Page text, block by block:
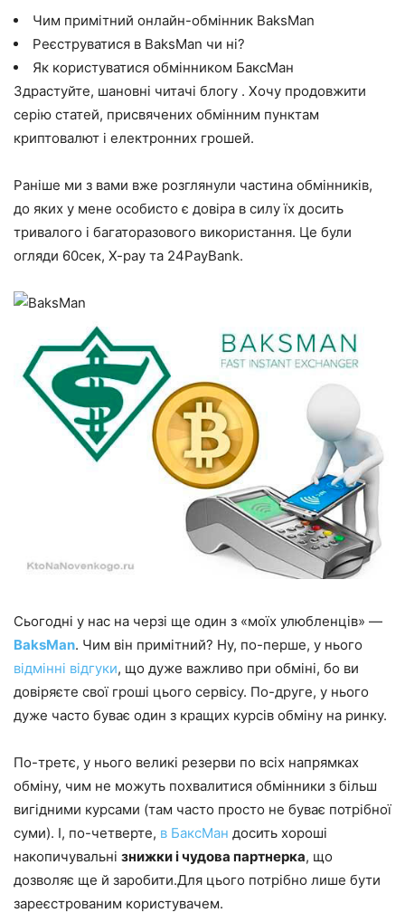
Чим примітний онлайн-обмінник BaksMan
Реєструватися в BaksMan чи ні?
Як користуватися обмінником БаксМан
Здрастуйте, шановні читачі блогу . Хочу продовжити
серію статей, присвячених обмінним пунктам
криптовалют і електронних грошей.
Раніше ми з вами вже розглянули частина обмінників,
до яких у мене особисто є довіра в силу їх досить
тривалого і багаторазового використання. Це були
огляди 60сек, X-pay та 24PayBank.
Сьогодні у нас на черзі ще один з «моїх улюбленців» —
BaksMan. Чим він примітний? Ну, по-перше, у нього
відмінні відгуки, що дуже важливо при обміні, бо ви
довіряєте свої гроші цього сервісу. По-друге, у нього
дуже часто буває один з кращих курсів обміну на ринку.
По-третє, у нього великі резерви по всіх напрямках
обміну, чим не можуть похвалитися обмінники з більш
вигідними курсами (там часто просто не буває потрібної
суми). І, по-четверте, в БаксМан досить хороші
накопичувальні знижки і чудова партнерка, що
дозволяє ще й заробити.Для цього потрібно лише бути
зареєстрованим користувачем.